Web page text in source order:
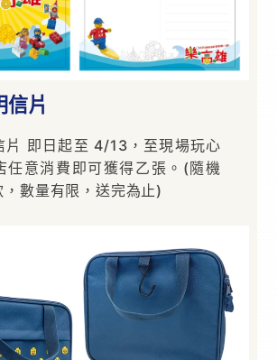
信片
片 即日起至 4/13，至現場玩心
任意消費即可獲得乙張。(隨機
數量有限，送完為止)